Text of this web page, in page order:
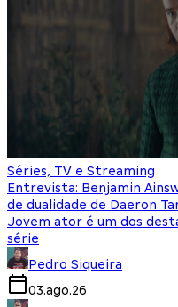
Séries, TV e Streaming
Entrevista: Benjamin
de dualidade de Daeron
Jovem ator é um dos
série
Pedro Siqueira
03.ago.26